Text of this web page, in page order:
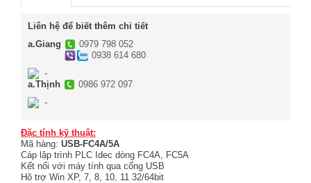
Liên hệ để biết thêm chi tiết
a.Giang
0979 798 052
0938 614 680
-
a.Thịnh
0986 972 097
-
Đặc tính kỹ thuật:
Mã hàng: USB-FC4A/5A
Cáp lập trình PLC Idec dòng FC4A, FC5A
Kết nối với máy tính qua cổng USB
Hõ trợ Win XP, 7, 8, 10, 11 32/64bit